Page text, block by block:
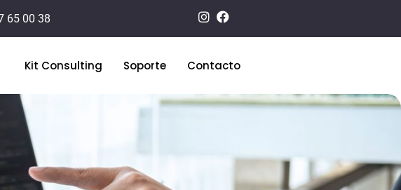
65 00 38
Kit Consulting Soporte Contacto